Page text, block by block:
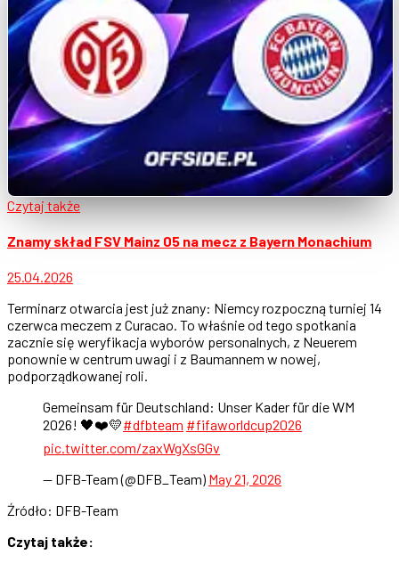
Czytaj także
Znamy skład FSV Mainz 05 na mecz z Bayern Monachium
25.04.2026
Terminarz otwarcia jest już znany: Niemcy rozpoczną turniej 14
czerwca meczem z Curacao. To właśnie od tego spotkania
zacznie się weryfikacja wyborów personalnych, z Neuerem
ponownie w centrum uwagi i z Baumannem w nowej,
podporządkowanej roli.
Gemeinsam für Deutschland: Unser Kader für die WM
2026! 🖤❤️💛#dfbteam #fifaworldcup2026
pic.twitter.com/zaxWgXsGGv
— DFB-Team (@DFB_Team) May 21, 2026
Źródło: DFB-Team
Czytaj także: